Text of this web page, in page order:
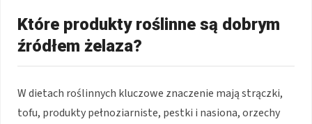
Które produkty roślinne są dobrym
źródłem żelaza?
W dietach roślinnych kluczowe znaczenie mają strączki,
tofu, produkty pełnoziarniste, pestki i nasiona, orzechy